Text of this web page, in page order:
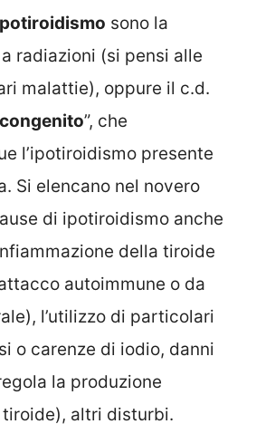
sono la
radiazioni (si pensi alle
malattie), oppure il c.d.
”, che
l’ipotiroidismo presente
Si elencano nel novero
di ipotiroidismo anche
della tiroide
autoimmune o da
l’utilizzo di particolari
o carenze di iodio, danni
la produzione
altri disturbi.